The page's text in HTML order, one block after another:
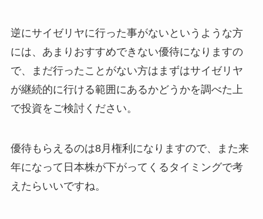
逆にサイゼリヤに行った事がないというような方
には、あまりおすすめできない優待になりますの
で、まだ行ったことがない方はまずはサイゼリヤ
が継続的に行ける範囲にあるかどうかを調べた上
で投資をご検討ください。
優待もらえるのは8月権利になりますので、また来
年になって日本株が下がってくるタイミングで考
えたらいいですね。